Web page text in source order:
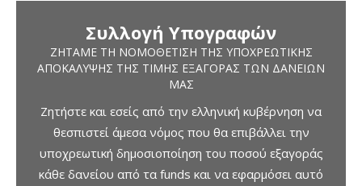
Συλλογή Υπογραφών
ΖΗΤΆΜΕ ΤΗ ΝΟΜΟΘΈΤΙΣΗ ΤΗΣ ΥΠΟΧΡΕΩΤΙΚΉΣ
ΑΠΟΚΆΛΥΨΗΣ ΤΗΣ ΤΙΜΉΣ ΕΞΑΓΟΡΆΣ ΤΩΝ ΔΑΝΕΊΩΝ
ΜΑΣ
Ζητήστε και εσείς από την ελληνική κυβέρνηση να
θεσπιστεί άμεσα νόμος που θα επιβάλλει την
υποχρεωτική δημοσιοποίηση του ποσού εξαγοράς
κάθε δανείου από τα funds και να εφαρμόσει αυτό